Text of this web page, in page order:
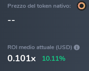
Prezzo del token nativo:
--
ROI medio attuale (USD)
0.101x 10.11%